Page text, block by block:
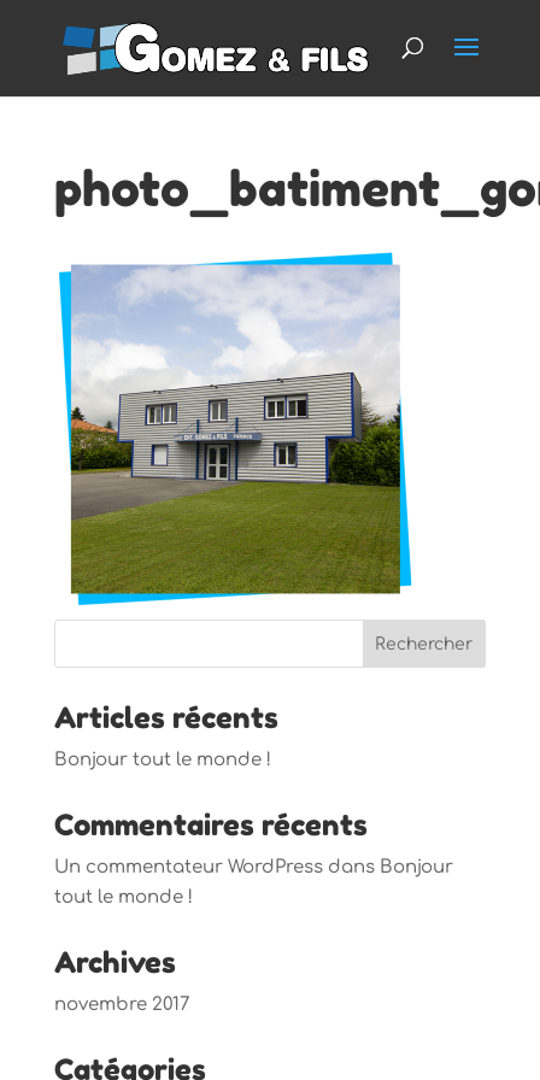
Articles récents
Bonjour tout le monde !
Commentaires récents
Un commentateur WordPressdans Bonjour
tout le monde !
Archives
novembre 2017
Catégories